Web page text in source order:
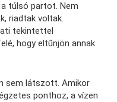
túlsó partot. Nem
riadtak voltak.
tekintettel
hogy eltűnjön annak
sem látszott. Amikor
ponthoz, a vízen